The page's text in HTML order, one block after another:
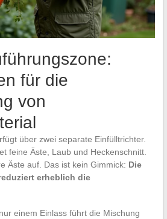
für die
von
über zwei separate Einfülltrichter.
feine Äste, Laub und Heckenschnitt.
Äste auf. Das ist kein Gimmick: Die
erheblich die
einem Einlass führt die Mischung